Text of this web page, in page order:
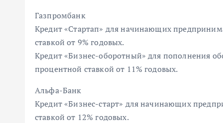
Газпромбанк
Кредит «Стартап» для начинающих
ставкой от 9% годовых.
Кредит «Бизнес-оборотный» для пополнения
процентной ставкой от 11% годовых.
Альфа-Банк
Кредит «Бизнес-старт» для начинающих
ставкой от 12% годовых.